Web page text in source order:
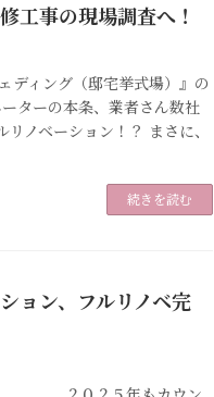
工事の現場調査へ！
ディング（邸宅挙式場）』の
ターの本条、業者さん数社
ノベーション！？ まさに、
続きを読む
ョン、フルリノベ完